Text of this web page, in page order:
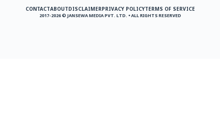
CONTACTABOUTDISCLAIMERPRIVACY POLICYTERMS OF SERVICE
2017-2026 © JANSEWA MEDIA PVT. LTD. • ALL RIGHTS RESERVED